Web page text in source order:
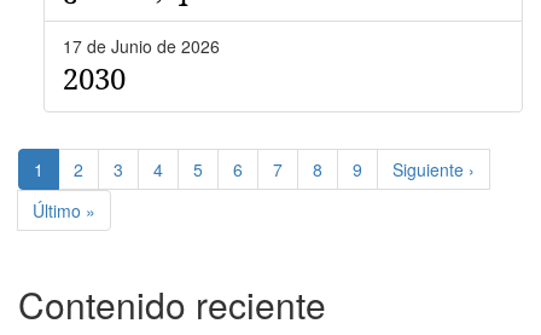
17 de Junio de 2026
2030
Paginación
Página
actual
1 Page
2 Page
3 Page
4 Page
5 Page
6 Page
7 Page
8 Page
9
Siguiente
página
Siguiente ›
Última
página
Último »
Contenido reciente